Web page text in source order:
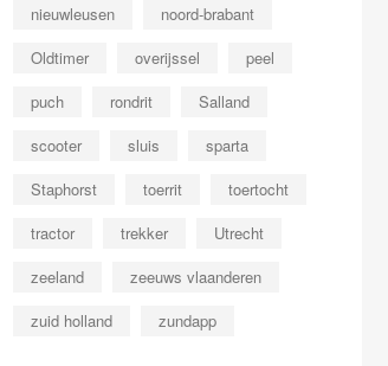
nieuwleusen
noord-brabant
Oldtimer
overijssel
peel
puch
rondrit
Salland
scooter
sluis
sparta
Staphorst
toerrit
toertocht
tractor
trekker
Utrecht
zeeland
zeeuws vlaanderen
zuid holland
zundapp